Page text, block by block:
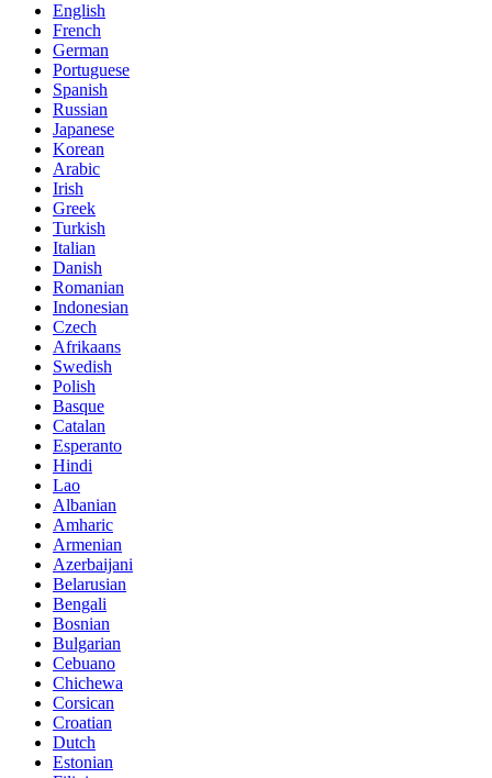
English
French
German
Portuguese
Spanish
Russian
Japanese
Korean
Arabic
Irish
Greek
Turkish
Italian
Danish
Romanian
Indonesian
Czech
Afrikaans
Swedish
Polish
Basque
Catalan
Esperanto
Hindi
Lao
Albanian
Amharic
Armenian
Azerbaijani
Belarusian
Bengali
Bosnian
Bulgarian
Cebuano
Chichewa
Corsican
Croatian
Dutch
Estonian